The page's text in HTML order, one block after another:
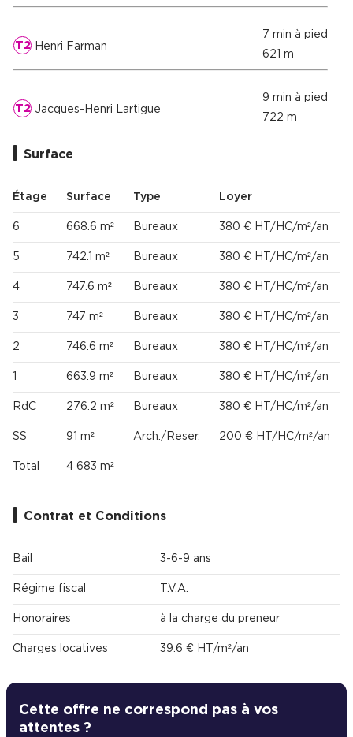
T2Henri Farman
7 min à pied
621 m
T2Jacques-Henri Lartigue
9 min à pied
722 m
Surface
Étage Surface Type Loyer
6 668.6 m² Bureaux 380 € HT/HC/m²/an
5 742.1 m² Bureaux 380 € HT/HC/m²/an
4 747.6 m² Bureaux 380 € HT/HC/m²/an
3 747 m² Bureaux 380 € HT/HC/m²/an
2 746.6 m² Bureaux 380 € HT/HC/m²/an
663.9 m² Bureaux 380 € HT/HC/m²/an
RdC 276.2 m² Bureaux 380 € HT/HC/m²/an
SS 91 m² Arch./Reser. 200 € HT/HC/m²/an
Total 4 683 m²
Contrat et Conditions
Bail 3-6-9 ans
Régime fiscal T.V.A.
Honoraires à la charge du preneur
Charges locatives 39.6 € HT/m²/an
Cette offre ne correspond pas à vos
attentes ?